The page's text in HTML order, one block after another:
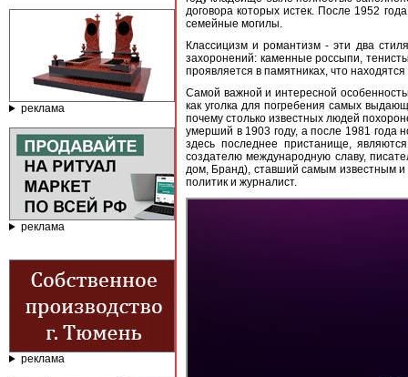
реклама
реклама
реклама
договора которых истек. После 1952
семейные могилы.
Классицизм и романтизм - эти два
захоронений: каменные россыпи,
проявляется в памятниках, что
Самой важной и интересной
как уголка для погребения самых
почему столько известных людей
умерший в 1903 году, а после 1981
здесь последнее пристанище,
создателю международную славу,
дом, Бранд), ставший самым известным
политик и журналист.